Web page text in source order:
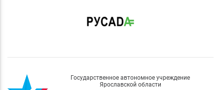
Государственное автономное учреждение
Ярославской области